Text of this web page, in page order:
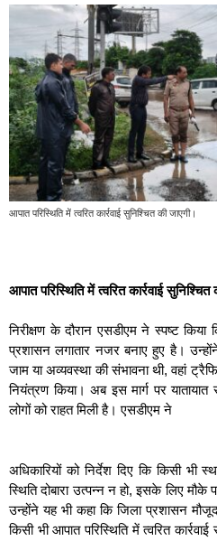
आपात परिस्थिति में त्वरित कार्रवाई सुनिश्चित की जाएगी।
आपात परिस्थिति में त्वरित कार्रवाई सुनिश्चित
निरीक्षण के दौरान एसडीएम ने स्पष्ट
प्रशासन लगातार नजर बनाए हुए है।
जाम या अव्यवस्था की संभावना थी, वहां
नियंत्रण किया। अब इस मार्ग पर
लोगों को राहत मिली है। एसडीएम ने
अधिकारियों को निर्देश दिए कि किसी भी
स्थिति दोबारा उत्पन्न न हो, इसके लिए
उन्होंने यह भी कहा कि जिला प्रशासन
किसी भी आपात परिस्थिति में त्वरित